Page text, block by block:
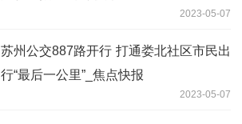
2023-05-07
苏州公交887路开行 打通娄北社区市民出
行“最后一公里”_焦点快报
2023-05-07